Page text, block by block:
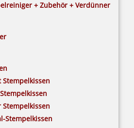
+ Zubehör + Verdünner
Stempelkissen
Stempelkissen
Stempelkissen
12,63 €